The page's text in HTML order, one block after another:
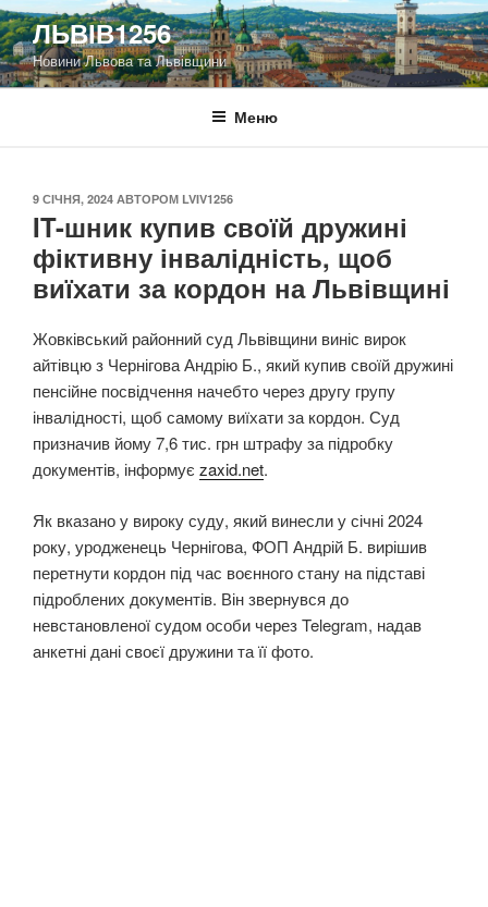
Перейти
до
вмісту
ЛЬВІВ1256
Новини Львова та Львівщини
Меню
ОПУБЛІКОВАНО
9 СІЧНЯ, 2024 АВТОРОМ LVIV1256
IT-шник купив своїй дружині
фіктивну інвалідність, щоб
виїхати за кордон на Львівщині
Жовківський районний суд Львівщини виніс вирок
айтівцю з Чернігова Андрію Б., який купив своїй дружині
пенсійне посвідчення начебто через другу групу
інвалідності, щоб самому виїхати за кордон. Суд
призначив йому 7,6 тис. грн штрафу за підробку
документів, інформує zaxid.net.
Як вказано у вироку суду, який винесли у січні 2024
року, уродженець Чернігова, ФОП Андрій Б. вирішив
перетнути кордон під час воєнного стану на підставі
підроблених документів. Він звернувся до
невстановленої судом особи через Telegram, надав
анкетні дані своєї дружини та її фото.